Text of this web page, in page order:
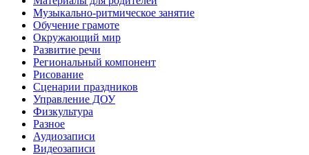
Музыкально-ритмическое занятие
Обучение грамоте
Окружающий мир
Развитие речи
Региональный компонент
Рисование
Сценарии праздников
Управление ДОУ
Физкультура
Разное
Аудиозаписи
Видеозаписи